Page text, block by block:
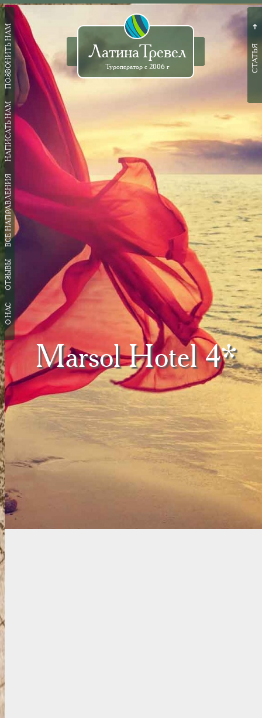
ЛатинаТревел
Туроператор с 2006 г
ПОЗВОНИТЬ НАМ
НАПИСАТЬ НАМ
ВСЕ НАПРАВЛЕНИЯ
ОТЗЫВЫ
О НАС
➜
СТАТЬЯ
Marsol Hotel 4*